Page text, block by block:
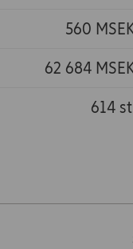
560
62 684
614